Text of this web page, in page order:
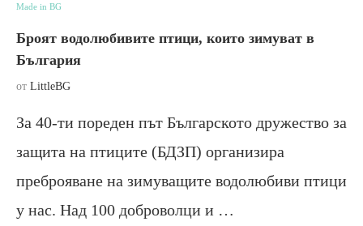
Made in BG
Броят водолюбивите птици, които зимуват в
България
от LittleBG
За 40-ти пореден път Българското дружество за
защита на птиците (БДЗП) организира
преброяване на зимуващите водолюбиви птици
у нас. Над 100 доброволци и …